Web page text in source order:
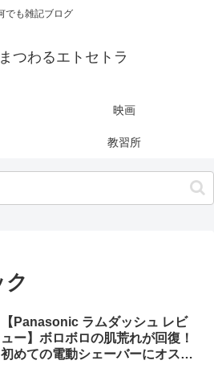
でも雑記ブログ
つわるエトセトラ
映画
教習所
【Panasonic ラムダッシュ レビ
ュー】ボロボロの肌荒れが回復！
初めての電動シェーバーにオスス